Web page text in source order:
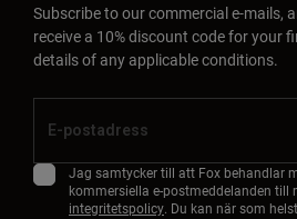
Subscribe to our commercial e-mails,
receive a 10% discount code for your
details of any applicable conditions.
Jag samtycker till att Fox behandlar
kommersiella e-postmeddelanden till
integritetspolicy. Du kan när som